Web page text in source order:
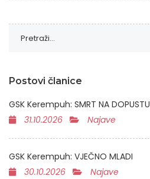
Postovi članice
GSK Kerempuh: SMRT NA DOPUSTU
31.10.2026
Najave
GSK Kerempuh: VJEČNO MLADI
30.10.2026
Najave